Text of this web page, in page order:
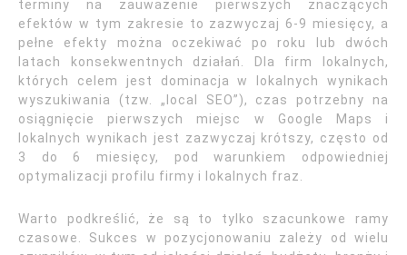
terminy na zauważenie pierwszych znaczących
efektów w tym zakresie to zazwyczaj 6-9 miesięcy, a
pełne efekty można oczekiwać po roku lub dwóch
latach konsekwentnych działań. Dla firm lokalnych,
których celem jest dominacja w lokalnych wynikach
wyszukiwania (tzw. „local SEO”), czas potrzebny na
osiągnięcie pierwszych miejsc w Google Maps i
lokalnych wynikach jest zazwyczaj krótszy, często od
3 do 6 miesięcy, pod warunkiem odpowiedniej
optymalizacji profilu firmy i lokalnych fraz.
Warto podkreślić, że są to tylko szacunkowe ramy
czasowe. Sukces w pozycjonowaniu zależy od wielu